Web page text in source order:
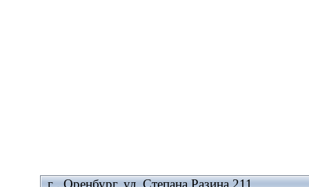
г . Оренбург, ул. Степана Разина 211